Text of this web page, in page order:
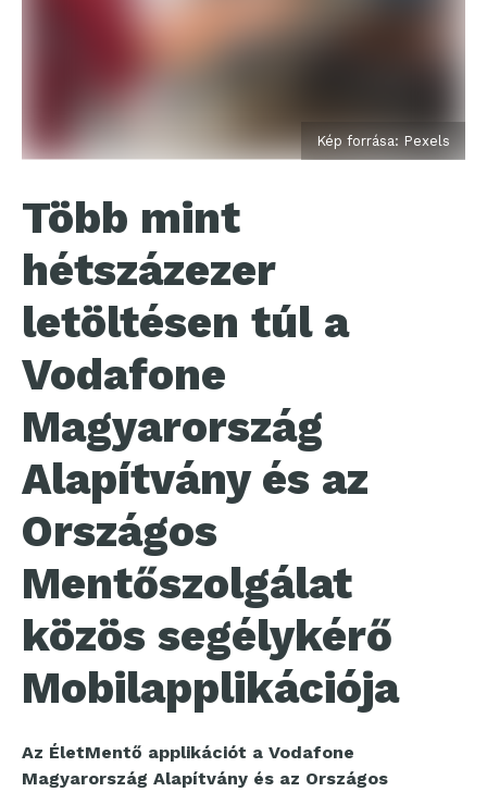
Kép forrása: Pexels
Több mint
hétszázezer
letöltésen túl a
Vodafone
Magyarország
Alapítvány és az
Országos
Mentőszolgálat
közös segélykérő
Mobilapplikációja
Az ÉletMentő applikációt a Vodafone
Magyarország Alapítvány és az Országos